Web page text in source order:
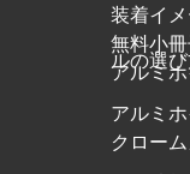
装着イ
無料小
ルの選
アルミ
アルミ
クロー